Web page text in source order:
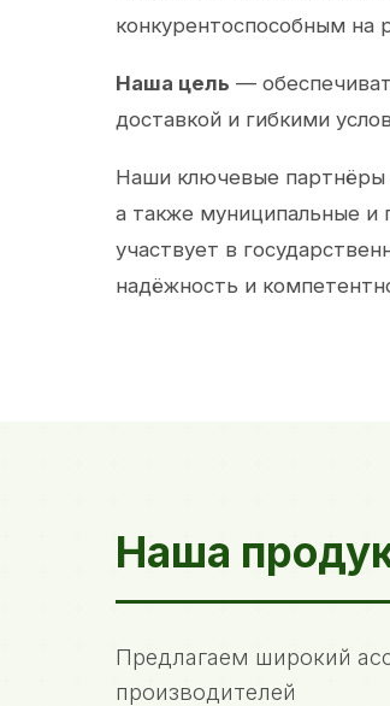
конкурентоспособным на
Наша цель —
доставкой и гибкими
Наши ключевые партнёры
а также муниципальные и
участвует в
надёжность и
Наша
Предлагаем широкий
производителей